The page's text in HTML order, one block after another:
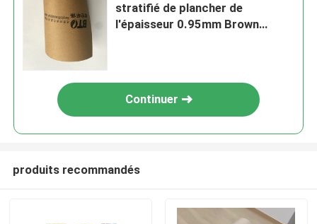
stratifié de plancher de
l'épaisseur 0.95mm Brown
Continuer
produits recommandés